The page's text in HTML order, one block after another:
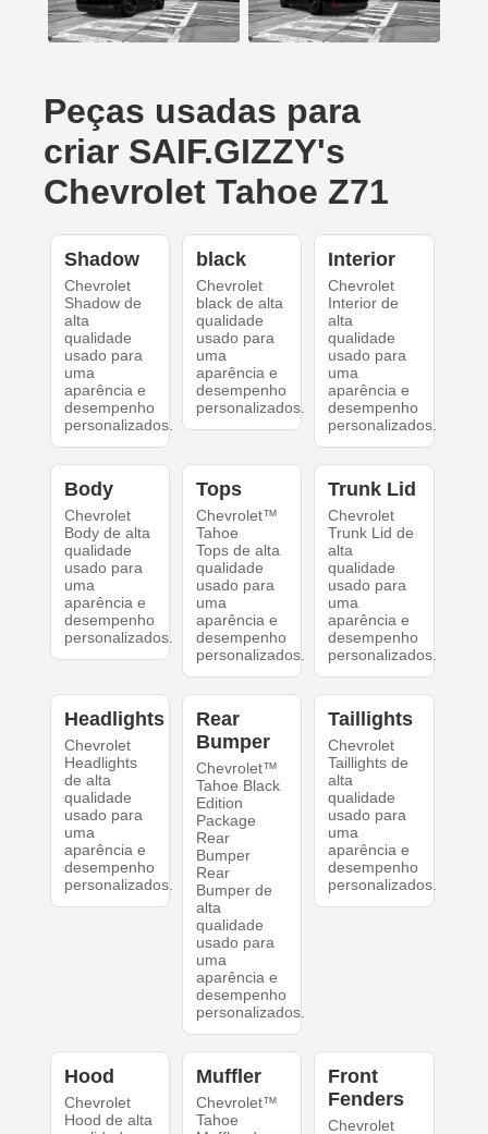
Peças usadas para
criar SAIF.GIZZY's
Chevrolet Tahoe Z71
Shadow
Chevrolet
Shadow de
alta
qualidade
usado para
uma
aparência e
desempenho
personalizados.
black
Chevrolet
black de alta
qualidade
usado para
uma
aparência e
desempenho
personalizados.
Interior
Chevrolet
Interior de
alta
qualidade
usado para
uma
aparência e
desempenho
personalizados.
Body
Chevrolet
Body de alta
qualidade
usado para
uma
aparência e
desempenho
personalizados.
Tops
Chevrolet™
Tahoe
Tops de alta
qualidade
usado para
uma
aparência e
desempenho
personalizados.
Trunk Lid
Chevrolet
Trunk Lid de
alta
qualidade
usado para
uma
aparência e
desempenho
personalizados.
Headlights
Chevrolet
Headlights
de alta
qualidade
usado para
uma
aparência e
desempenho
personalizados.
Rear
Bumper
Chevrolet™
Tahoe Black
Edition
Package
Rear
Bumper
Rear
Bumper de
alta
qualidade
usado para
uma
aparência e
desempenho
personalizados.
Taillights
Chevrolet
Taillights de
alta
qualidade
usado para
uma
aparência e
desempenho
personalizados.
Hood
Chevrolet
Hood de alta
Muffler
Chevrolet™
Tahoe
Front
Fenders
Chevrolet